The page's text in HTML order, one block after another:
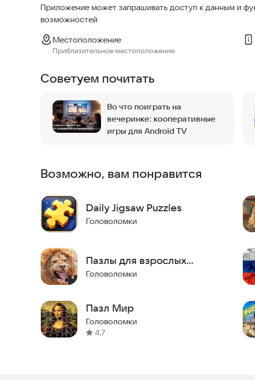
Приложение может запрашивать доступ к данным и
возможностей
Местоположение
Приблизительное местоположение
Советуем почитать
Во что поиграть на
вечеринке: кооперативные
игры для Android TV
Возможно, вам понравится
Daily Jigsaw Puzzles
Головоломки
Пазлы для взрослых
офлайн
Головоломки
Пазл Мир
Головоломки
4,7